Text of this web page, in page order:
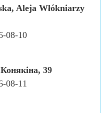
Aleja Włókniarzy
08-10
39
08-11